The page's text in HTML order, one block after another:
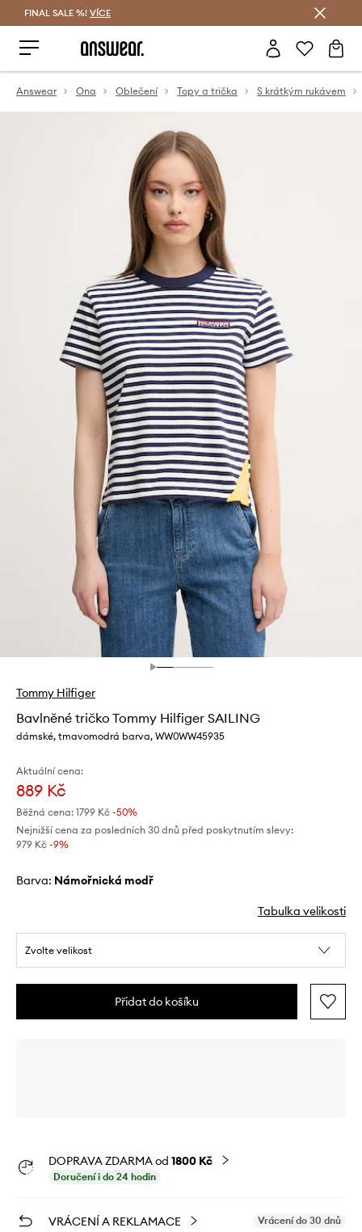
FINAL SALE %! VÍCE
Answear Ona Oblečení Topy a trička S krátkým rukávem
Tommy Hilfiger
Bavlněné tričko Tommy Hilfiger SAILING
dámské, tmavomodrá barva, WW0WW45935
Aktuální cena:
889 Kč
Běžná cena: 1799 Kč -50%
Nejnižší cena za posledních 30 dnů před poskytnutím slevy:
979 Kč -9%
Barva: námořnická modř
Tabulka velikosti
Zvolte velikost
Přidat do košíku
DOPRAVA ZDARMA od 1800 Kč
Doručení i do 24 hodin
VRÁCENÍ A REKLAMACE Vrácení do 30 dnů